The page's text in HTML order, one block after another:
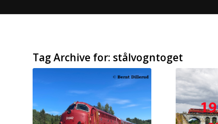
Tag Archive for: stålvogntoget